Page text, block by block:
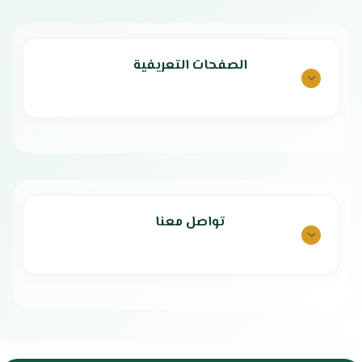
الصفحات التعريفية
تواصل معنا